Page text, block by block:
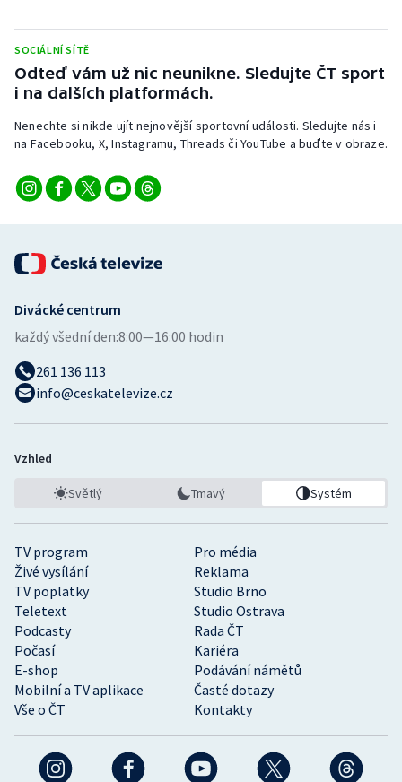
SOCIÁLNÍ SÍTĚ
Odteď vám už nic neunikne. Sledujte ČT sport
i na dalších platformách.
Nenechte si nikde ujít nejnovější sportovní události. Sledujte nás i
na Facebooku, X, Instagramu, Threads či YouTube a buďte v obraze.
TV program
Pro média
Živé vysílání
Reklama
TV poplatky
Studio Brno
Teletext
Studio Ostrava
Podcasty
Rada ČT
Počasí
Kariéra
E-shop
Podávání námětů
Mobilní a TV aplikace
Časté dotazy
Vše o ČT
Kontakty
Divácké centrum
každý všední den:8:00—16:00 hodin
261 136 113
info@ceskatelevize.cz
Vzhled
Světlý Tmavý Systém